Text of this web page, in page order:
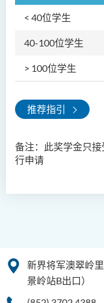
< 40位学生
40-100位学生
> 100位学生
推荐指引
备注：此奖学金只
行申请
新界将军澳翠岭
景岭站B出口）